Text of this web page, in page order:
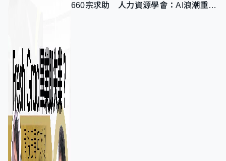
660宗求助 人力資源學會：AI浪潮重整